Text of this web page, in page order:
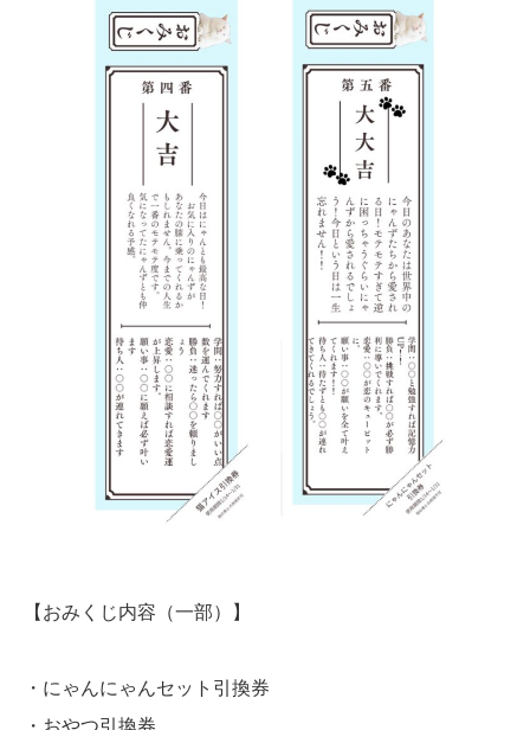
【おみくじ内容（一部）】
・にゃんにゃんセット引換券
・おやつ引換券